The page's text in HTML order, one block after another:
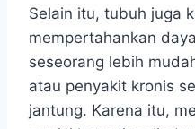
Selain itu, tubuh juga
mempertahankan
seseorang lebih
atau penyakit kronis
jantung. Karena itu,